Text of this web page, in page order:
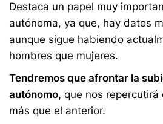
Destaca un papel muy
autónoma, ya que, hay datos
aunque sigue habiendo
hombres que mujeres.
Tendremos que afrontar la
autónomo, que nos
más que el anterior.